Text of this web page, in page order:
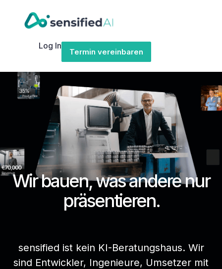
Log In
Termin vereinbaren
Wir bauen, was andere nur
präsentieren.
sensified ist kein KI-Beratungshaus. Wir
sind Entwickler, Ingenieure, Umsetzer mit